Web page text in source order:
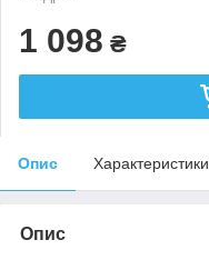
1 098 ₴
Опис Характеристики
Опис